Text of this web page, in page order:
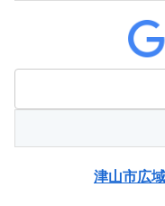
津山市広